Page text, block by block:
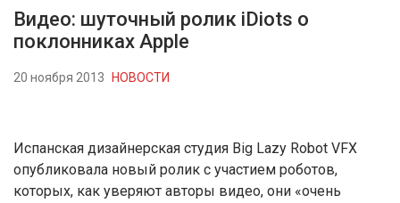
Видео: шуточный ролик iDiots о
поклонниках Apple
20 ноября 2013 НОВОСТИ
Испанская дизайнерская студия Big Lazy Robot VFX
опубликовала новый ролик с участием роботов,
которых, как уверяют авторы видео, они «очень